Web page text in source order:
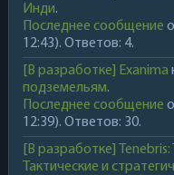
Инди.
Последнее сообщение
12:43). Ответов: 4.
[В разработке] Exanima
подземельям.
Последнее сообщение
12:39). Ответов: 30.
[В разработке]
Тактические и